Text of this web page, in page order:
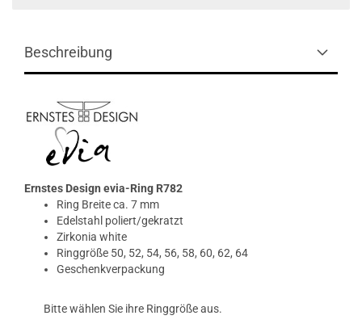
Beschreibung
Ernstes Design evia-Ring R782
Ring Breite ca. 7 mm
Edelstahl poliert/gekratzt
Zirkonia white
Ringgröße 50, 52, 54, 56, 58, 60, 62, 64
Geschenkverpackung
Bitte wählen Sie ihre Ringgröße aus.